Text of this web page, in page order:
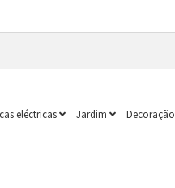
eléctricas Jardim Decoração